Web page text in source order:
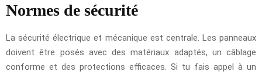
Normes de sécurité
La sécurité électrique et mécanique est centrale. Les panneaux
doivent être posés avec des matériaux adaptés, un câblage
conforme et des protections efficaces. Si tu fais appel à un